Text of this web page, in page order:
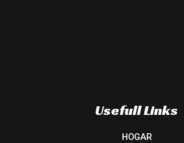
Usefull Links
HOGAR